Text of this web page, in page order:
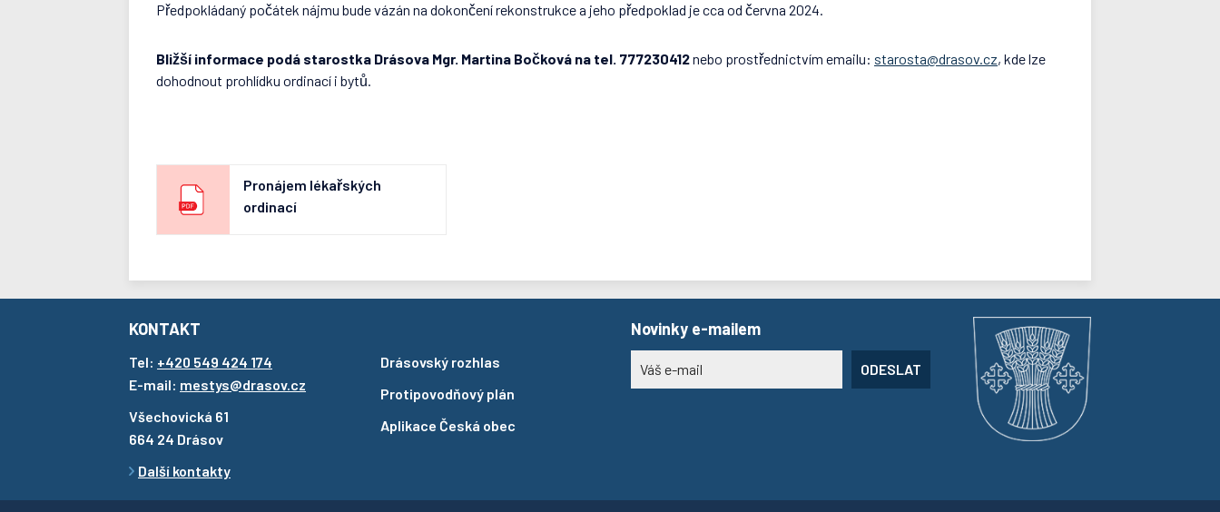
Předpokládaný počátek nájmu bude vázán na dokončení rekonstrukce a jeho předpoklad je cca od června 2024.
Bližší informace podá starostka Drásova Mgr. Martina Bočková na tel. 777230412nebo prostřednictvím emailu: starosta@drasov.cz, kde lze
dohodnout prohlídku ordinací i bytů.
Pronájem lékařských
ordinací
KONTAKT
Tel: +420 549 424 174
E-mail: mestys@drasov.cz
Všechovická 61
664 24 Drásov
Další kontakty
Drásovský rozhlas
Protipovodňový plán
Aplikace Česká obec
Novinky e-mailem
ODESLAT